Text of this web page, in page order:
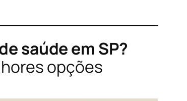
saúde em SP?
opções